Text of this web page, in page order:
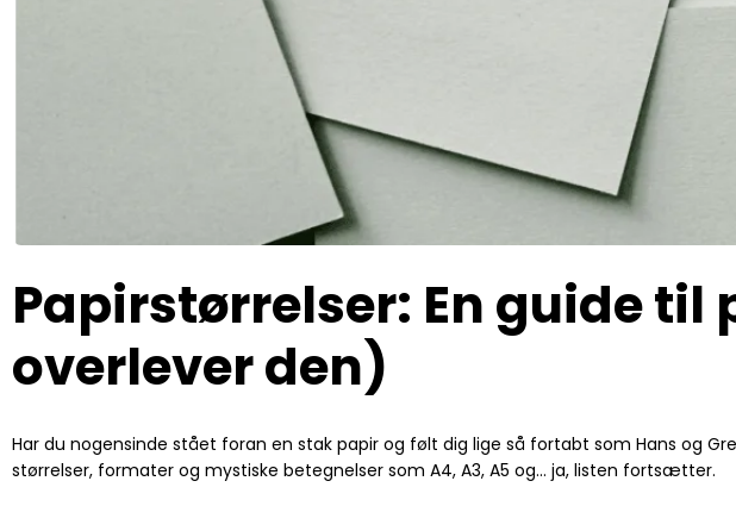
Papirstørrelser: En guide
overlever den)
Har du nogensinde stået foran en stak papir og følt dig lige så fortabt som Hans og
størrelser, formater og mystiske betegnelser som A4, A3, A5 og... ja, listen fortsætter.